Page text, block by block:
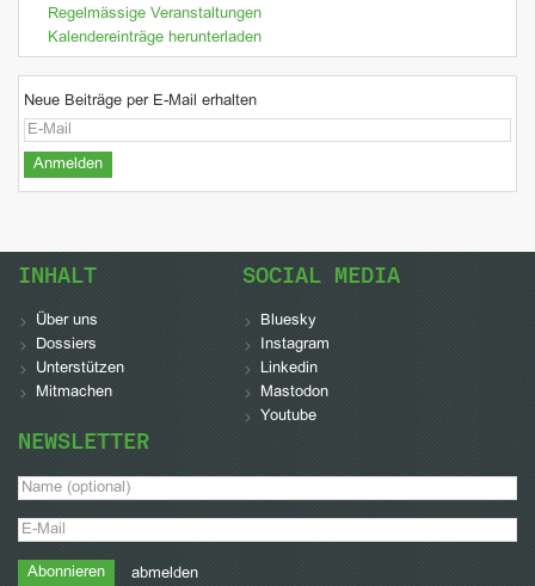
Regelmässige Veranstaltungen
Kalendereinträge herunterladen
Neue Beiträge per E-Mail erhalten
INHALT
Über uns
Dossiers
Unterstützen
Mitmachen
SOCIAL MEDIA
Bluesky
Instagram
Linkedin
Mastodon
Youtube
NEWSLETTER
abmelden